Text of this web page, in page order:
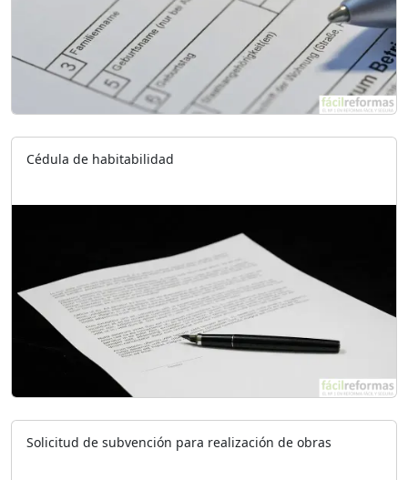
Cédula de habitabilidad
Solicitud de subvención para realización de obras